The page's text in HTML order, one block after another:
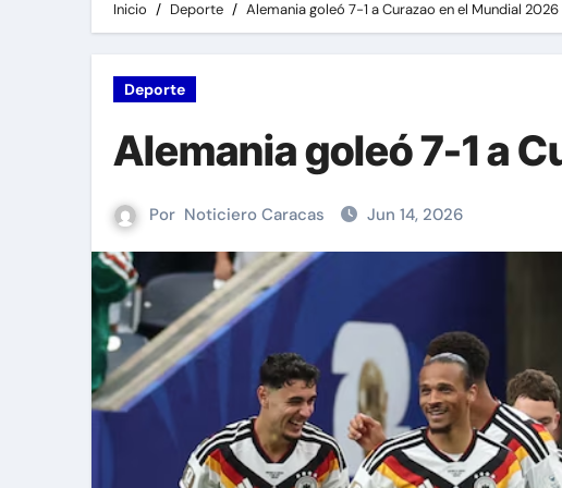
Inicio Deporte Alemania goleó 7-1 a Curazao en el Mundial 2026
Deporte
Alemania goleó 7-1 a
Por Noticiero Caracas Jun 14, 2026